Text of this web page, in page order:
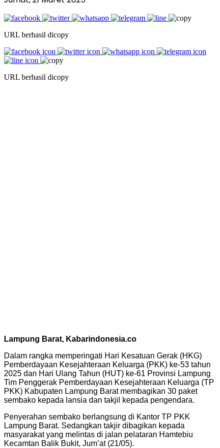
URL berhasil dicopy
URL berhasil dicopy
Lampung Barat, Kabarindonesia.co
Dalam rangka memperingati Hari Kesatuan Gerak (HKG)
Pemberdayaan Kesejahteraan Keluarga (PKK) ke-53 tahun
2025 dan Hari Ulang Tahun (HUT) ke-61 Provinsi Lampung
Tim Penggerak Pemberdayaan Kesejahteraan Keluarga (TP
PKK) Kabupaten Lampung Barat membagikan 30 paket
sembako kepada lansia dan takjil kepada pengendara.
Penyerahan sembako berlangsung di Kantor TP PKK
Lampung Barat. Sedangkan takjir dibagikan kepada
masyarakat yang melintas di jalan pelataran Hamtebiu
Kecamtan Balik Bukit, Jum’at (21/05).